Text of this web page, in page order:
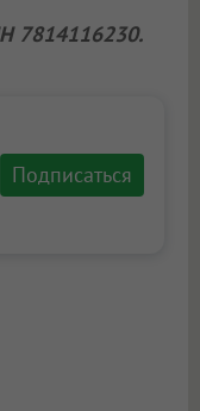
7814116230.
Подписаться